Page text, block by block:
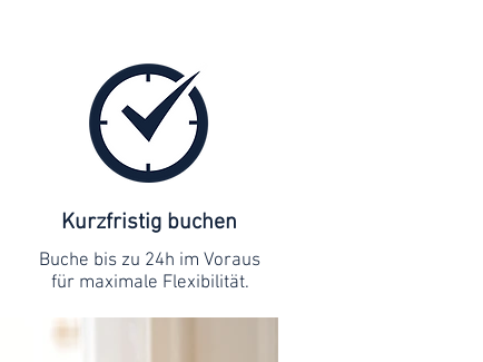
Kurzfristig buchen
Buche bis zu 24h im Voraus
für maximale Flexibilität.